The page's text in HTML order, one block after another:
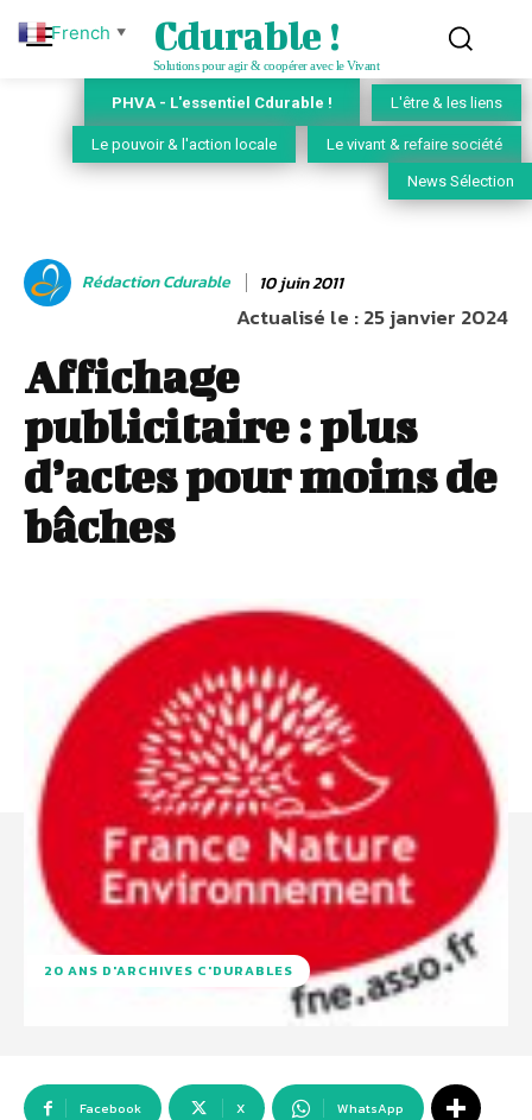
Cdurable !
Solutions pour agir & coopérer avec le Vivant
PHVA - L'essentiel Cdurable ! L'être & les liens
Le pouvoir & l'action locale Le vivant & refaire société
News Sélection
Rédaction Cdurable 10 juin 2011
Actualisé le :25 janvier 2024
Affichage
publicitaire : plus
d’actes pour moins de
bâches
20 ANS D'ARCHIVES C'DURABLES
Facebook X WhatsApp
French ▼